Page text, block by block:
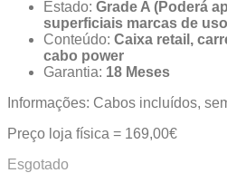
Estado: Grade A (Poderá
superficiais marcas de
Conteúdo: Caixa retail,
cabo power
Garantia: 18 Meses
Informações: Cabos incluídos,
Preço loja física = 169,00€
Esgotado